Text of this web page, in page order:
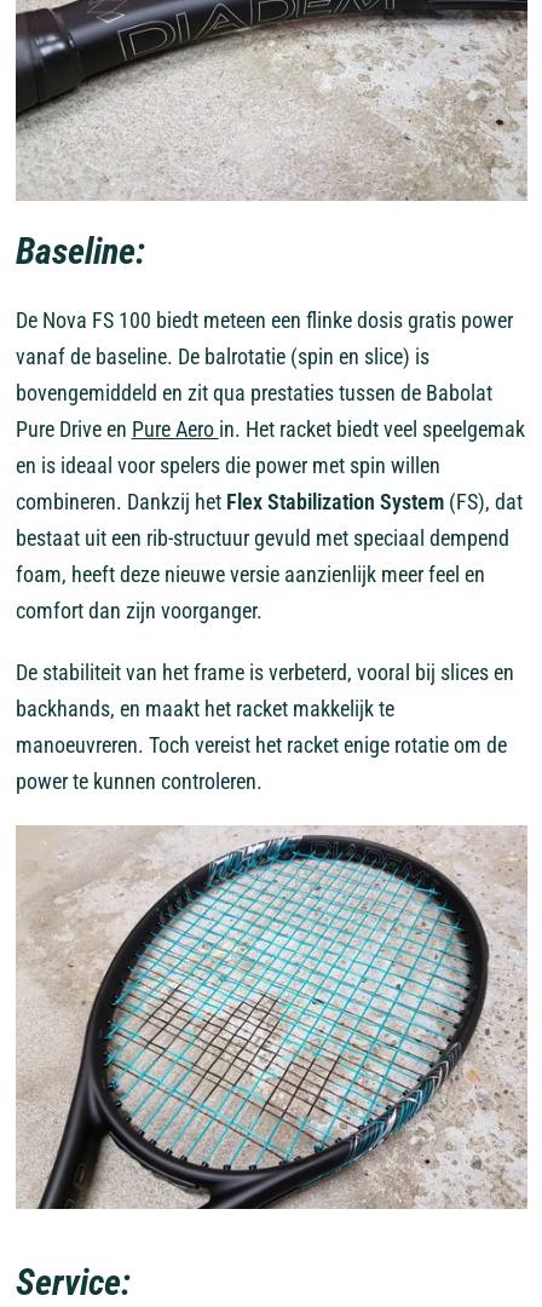
Baseline:
De Nova FS 100 biedt meteen een flinke dosis gratis power
vanaf de baseline. De balrotatie (spin en slice) is
bovengemiddeld en zit qua prestaties tussen de Babolat
Pure Drive en Pure Aero in. Het racket biedt veel speelgemak
en is ideaal voor spelers die power met spin willen
combineren. Dankzij het Flex Stabilization System(FS), dat
bestaat uit een rib-structuur gevuld met speciaal dempend
foam, heeft deze nieuwe versie aanzienlijk meer feel en
comfort dan zijn voorganger.
De stabiliteit van het frame is verbeterd, vooral bij slices en
backhands, en maakt het racket makkelijk te
manoeuvreren. Toch vereist het racket enige rotatie om de
power te kunnen controleren.
Service: